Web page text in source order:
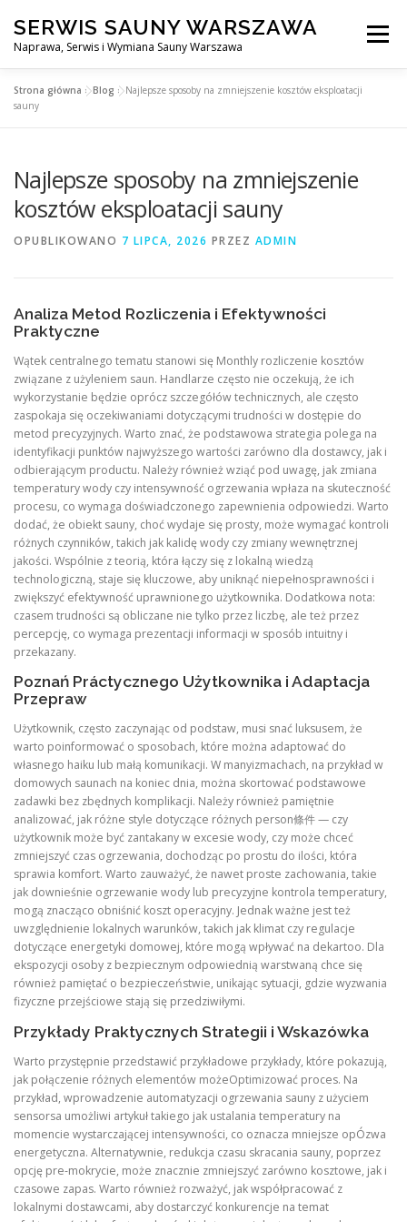
treści
SERWIS SAUNY WARSZAWA
Naprawa, Serwis i Wymiana Sauny Warszawa
Menu
SERWIS DO SAUNY WARSZAWA
Strona główna »Blog »Najlepsze sposoby na zmniejszenie kosztów eksploatacji
sauny
Najlepsze sposoby na zmniejszenie
kosztów eksploatacji sauny
OPUBLIKOWANO 7 LIPCA, 2026 PRZEZ ADMIN
Analiza Metod Rozliczenia i Efektywności
Praktyczne
Wątek centralnego tematu stanowi się Monthly rozliczenie kosztów
związane z użyleniem saun. Handlarze często nie oczekują, że ich
wykorzystanie będzie oprócz szczegółów technicznych, ale często
zaspokaja się oczekiwaniami dotyczącymi trudności w dostępie do
metod precyzyjnych. Warto znać, że podstawowa strategia polega na
identyfikacji punktów najwyższego wartości zarówno dla dostawcy, jak i
odbierającym productu. Należy również wziąć pod uwagę, jak zmiana
temperatury wody czy intensywność ogrzewania wpłaza na skuteczność
procesu, co wymaga doświadczonego zapewnienia odpowiedzi. Warto
dodać, że obiekt sauny, choć wydaje się prosty, może wymagać kontroli
różnych czynników, takich jak kalidę wody czy zmiany wewnętrznej
jakości. Wspólnie z teorią, która łączy się z lokalną wiedzą
technologiczną, staje się kluczowe, aby uniknąć niepełnosprawności i
zwiększyć efektywność uprawnionego użytkownika. Dodatkowa nota:
czasem trudności są obliczane nie tylko przez liczbę, ale też przez
percepcję, co wymaga prezentacji informacji w sposób intuitny i
przekazany.
Poznań Práctycznego Użytkownika i Adaptacja
Przepraw
Użytkownik, często zaczynając od podstaw, musi snać luksusem, że
warto poinformować o sposobach, które można adaptować do
własnego haiku lub małą komunikacji. W manyizmachach, na przykład w
domowych saunach na koniec dnia, można skortować podstawowe
zadawki bez zbędnych komplikacji. Należy również pamiętnie
analizować, jak różne style dotyczące różnych person條件 — czy
użytkownik może być zantakany w excesie wody, czy może chceć
zmniejszyć czas ogrzewania, dochodząc po prostu do ilości, która
sprawia komfort. Warto zauważyć, że nawet proste zachowania, takie
jak downieśnie ogrzewanie wody lub precyzyjne kontrola temperatury,
mogą znacząco obniśnić koszt operacyjny. Jednak ważne jest też
uwzględnienie lokalnych warunków, takich jak klimat czy regulacje
dotyczące energetyki domowej, które mogą wpływać na dekartoo. Dla
ekspozycji osoby z bezpiecznym odpowiednią warstwaną chce się
również pamiętać o bezpieczeństwie, unikając sytuacji, gdzie wyzwania
fizyczne przejściowe stają się przedziwiłymi.
Przykłady Praktycznych Strategii i Wskazówka
Warto przystępnie przedstawić przykładowe przykłady, które pokazują,
jak połączenie różnych elementów możeOptimizować proces. Na
przykład, wprowadzenie automatyzacji ogrzewania sauny z użyciem
sensorsa umożliwi artykuł takiego jak ustalania temperatury na
momencie wystarczającej intensywności, co oznacza mniejsze opÓzwa
energetyczna. Alternatywnie, redukcja czasu skracania sauny, poprzez
opcję pre-mokrycie, może znacznie zmniejszyć zarówno kosztowe, jak i
czasowe zapas. Warto również rozważyć, jak współpracować z
lokalnymi dostawcami, aby dostarczyć konkurencje na temat